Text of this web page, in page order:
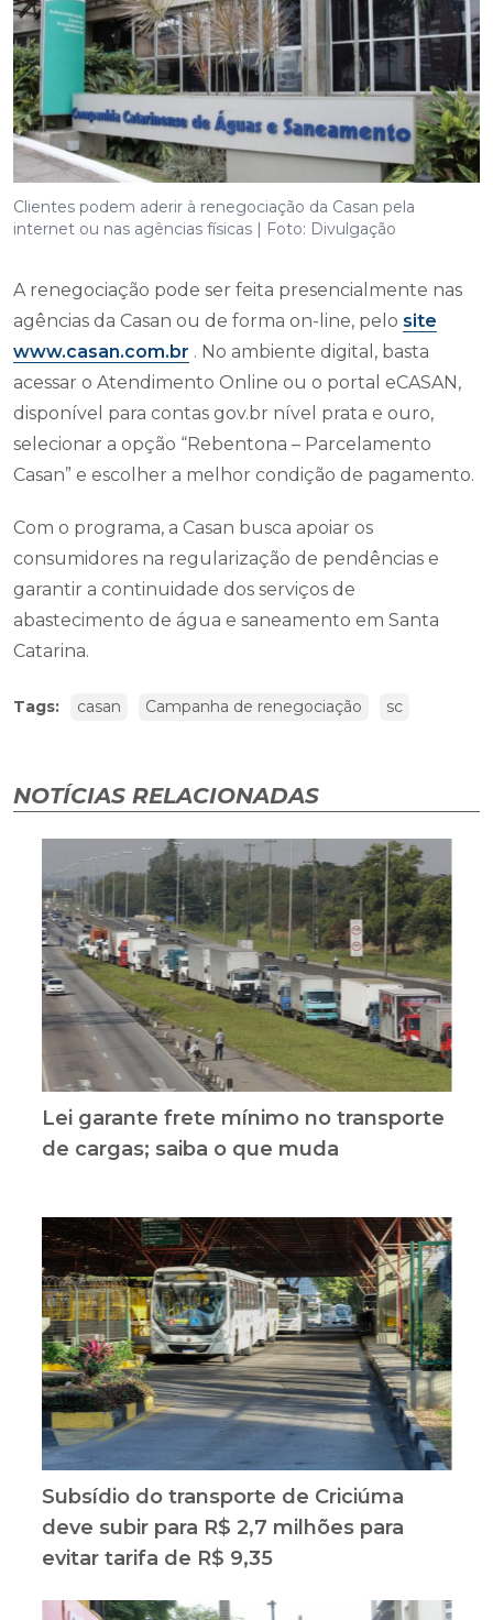
Clientes podem aderir à renegociação da Casan pela
internet ou nas agências físicas | Foto: Divulgação
A renegociação pode ser feita presencialmente nas
agências da Casan ou de forma on-line, pelo site
www.casan.com.br . No ambiente digital, basta
acessar o Atendimento Online ou o portal eCASAN,
disponível para contas gov.br nível prata e ouro,
selecionar a opção “Rebentona – Parcelamento
Casan” e escolher a melhor condição de pagamento.
Com o programa, a Casan busca apoiar os
consumidores na regularização de pendências e
garantir a continuidade dos serviços de
abastecimento de água e saneamento em Santa
Catarina.
Tags: casan Campanha de renegociação sc
NOTÍCIAS RELACIONADAS
Lei garante frete mínimo no transporte
de cargas; saiba o que muda
Subsídio do transporte de Criciúma
deve subir para R$ 2,7 milhões para
evitar tarifa de R$ 9,35